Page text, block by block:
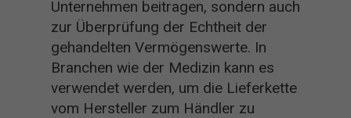
Unternehmen beitragen, sondern auch
zur Überprüfung der Echtheit der
gehandelten Vermögenswerte. In
Branchen wie der Medizin kann es
verwendet werden, um die Lieferkette
vom Hersteller zum Händler zu